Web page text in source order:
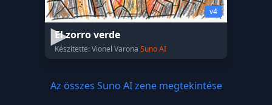
v4
El zorro verde
Készítette: Vionel Varona Suno AI
Az összes Suno AI zene megtekintése